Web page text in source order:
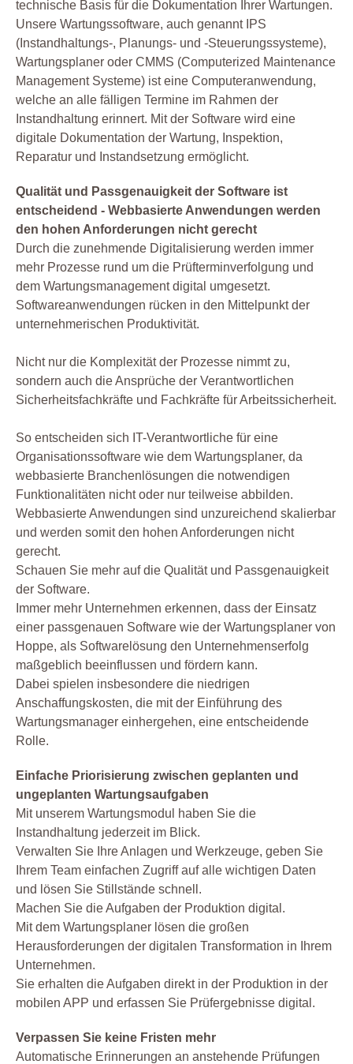
technische Basis für die Dokumentation Ihrer Wartungen.
Unsere Wartungssoftware, auch genannt IPS
(Instandhaltungs-, Planungs- und -Steuerungssysteme),
Wartungsplaner oder CMMS (Computerized Maintenance
Management Systeme) ist eine Computeranwendung,
welche an alle fälligen Termine im Rahmen der
Instandhaltung erinnert. Mit der Software wird eine
digitale Dokumentation der Wartung, Inspektion,
Reparatur und Instandsetzung ermöglicht.
Qualität und Passgenauigkeit der Software ist
entscheidend - Webbasierte Anwendungen werden
den hohen Anforderungen nicht gerecht
Durch die zunehmende Digitalisierung werden immer
mehr Prozesse rund um die Prüfterminverfolgung und
dem Wartungsmanagement digital umgesetzt.
Softwareanwendungen rücken in den Mittelpunkt der
unternehmerischen Produktivität.
Nicht nur die Komplexität der Prozesse nimmt zu,
sondern auch die Ansprüche der Verantwortlichen
Sicherheitsfachkräfte und Fachkräfte für Arbeitssicherheit.
So entscheiden sich IT-Verantwortliche für eine
Organisationssoftware wie dem Wartungsplaner, da
webbasierte Branchenlösungen die notwendigen
Funktionalitäten nicht oder nur teilweise abbilden.
Webbasierte Anwendungen sind unzureichend skalierbar
und werden somit den hohen Anforderungen nicht
gerecht.
Schauen Sie mehr auf die Qualität und Passgenauigkeit
der Software.
Immer mehr Unternehmen erkennen, dass der Einsatz
einer passgenauen Software wie der Wartungsplaner von
Hoppe, als Softwarelösung den Unternehmenserfolg
maßgeblich beeinflussen und fördern kann.
Dabei spielen insbesondere die niedrigen
Anschaffungskosten, die mit der Einführung des
Wartungsmanager einhergehen, eine entscheidende
Rolle.
Einfache Priorisierung zwischen geplanten und
ungeplanten Wartungsaufgaben
Mit unserem Wartungsmodul haben Sie die
Instandhaltung jederzeit im Blick.
Verwalten Sie Ihre Anlagen und Werkzeuge, geben Sie
Ihrem Team einfachen Zugriff auf alle wichtigen Daten
und lösen Sie Stillstände schnell.
Machen Sie die Aufgaben der Produktion digital.
Mit dem Wartungsplaner lösen die großen
Herausforderungen der digitalen Transformation in Ihrem
Unternehmen.
Sie erhalten die Aufgaben direkt in der Produktion in der
mobilen APP und erfassen Sie Prüfergebnisse digital.
Verpassen Sie keine Fristen mehr
Automatische Erinnerungen an anstehende Prüfungen